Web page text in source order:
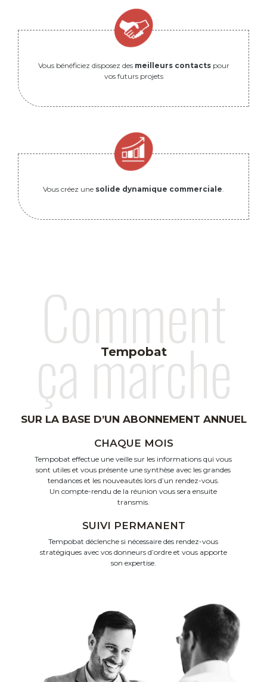
Vous bénéficiez disposez des meilleurs contactspour
vos futurs projets
Vous créez une solide dynamique commerciale.
Comment
Tempobat
ça marche
SUR LA BASE D’UN ABONNEMENT ANNUEL
CHAQUE MOIS
Tempobat effectue une veille sur les informations qui vous
sont utiles et vous présente une synthèse avec les grandes
tendances et les nouveautés lors d’un rendez-vous.
Un compte-rendu de la réunion vous sera ensuite
transmis.
SUIVI PERMANENT
Tempobat déclenche si nécessaire des rendez-vous
stratégiques avec vos donneurs d’ordre et vous apporte
son expertise.